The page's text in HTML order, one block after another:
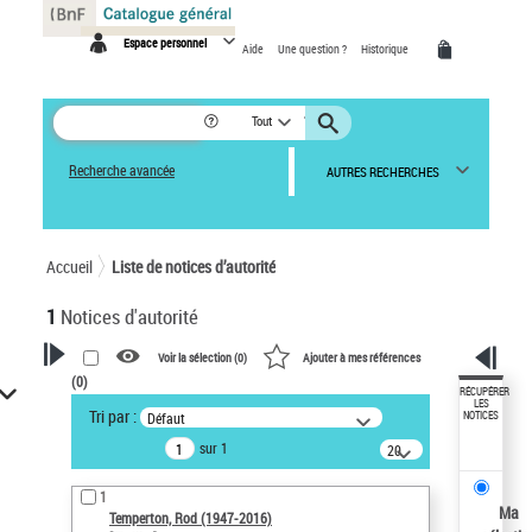
Espace personnel Aide Une question ? Historique
Tout
Recherche avancée AUTRES RECHERCHES
Accueil Liste de notices d’autorité
1 Notices d'autorité
VOTRE RECHERCHE
Recherche avancée dans les
notices d’autorité
Œuvres liées à l'auteur :
Temperton, Rod (1947-2016)
Voir la sélection (0) Ajouter à mes références
(0)
Tri par : Défaut
sur 1
20
résultats/page
1
Temperton, Rod (1947-2016)
RÉCUPÉRER
LES
NOTICES
Ma
Panneau de gestion des cookies